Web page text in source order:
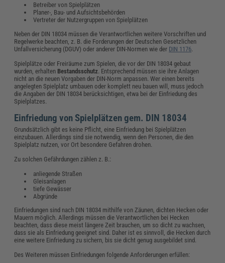
Betreiber von Spielplätzen
Planer-, Bau- und Aufsichtsbehörden
Vertreter der Nutzergruppen von Spielplätzen
Neben der DIN 18034 müssen die Verantwortlichen weitere Vorschriften und
Regelwerke beachten, z. B. die Forderungen der Deutschen Gesetzlichen
Unfallversicherung (DGUV) oder anderer DIN-Normen wie der DIN 1176
Spielplätze oder Freiräume zum Spielen, die vor der DIN 18034 gebaut
wurden, erhalten Bestandsschutz . Entsprechend müssen sie ihre Anlagen
nicht an die neuen Vorgaben der DIN-Norm anpassen. Wer einen bereits
angelegten Spielplatz umbauen oder komplett neu bauen will, muss jedoch
die Angaben der DIN 18034 berücksichtigen, etwa bei der Einfriedung des
Spielplatzes.
Einfriedung von Spielplätzen gem. DIN 18034
Grundsätzlich gibt es keine Pflicht, eine Einfriedung bei Spielplätzen
einzubauen. Allerdings sind sie notwendig, wenn den Personen, die den
Spielplatz nutzen, vor Ort besondere Gefahren drohen.
Zu solchen Gefährdungen zählen z. B.:
anliegende Straßen
Gleisanlagen
tiefe Gewässer
Abgründe
Einfriedungen sind nach DIN 18034 mithilfe von Zäunen, dichten Hecken oder
Mauern möglich. Allerdings müssen die Verantwortlichen bei Hecken
beachten, dass diese meist längere Zeit brauchen, um so dicht zu wachsen,
dass sie als Einfriedung geeignet sind. Daher ist es sinnvoll, die Hecken durch
eine weitere Einfriedung zu sichern, bis sie dicht genug ausgebildet sind.
Des Weiteren müssen Einfriedungen folgende Anforderungen erfüllen: